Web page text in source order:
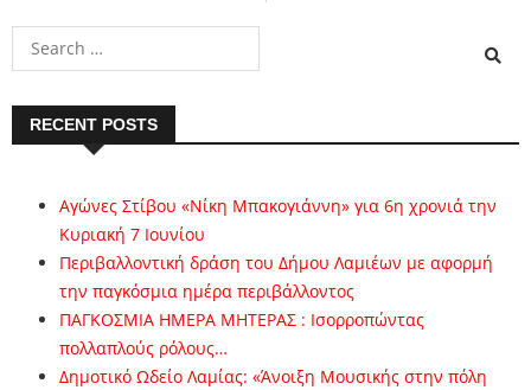
RECENT POSTS
Αγώνες Στίβου «Νίκη Μπακογιάννη» για 6η χρονιά την
Κυριακή 7 Ιουνίου
Περιβαλλοντική δράση του Δήμου Λαμιέων με αφορμή
την παγκόσμια ημέρα περιβάλλοντος
ΠΑΓΚΟΣΜΙΑ ΗΜΕΡΑ ΜΗΤΕΡΑΣ : Ισορροπώντας
πολλαπλούς ρόλους…
Δημοτικό Ωδείο Λαμίας: «Άνοιξη Μουσικής στην πόλη